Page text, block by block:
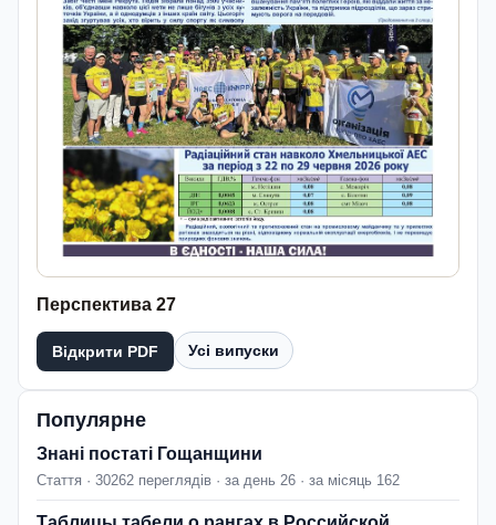
Перспектива 27
Відкрити PDF Усі випуски
Популярне
Знані постаті Гощанщини
Стаття · 30262 переглядів · за день 26 · за місяць 162